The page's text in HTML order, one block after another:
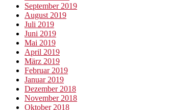
September 2019
August 2019
Juli 2019
Juni 2019
Mai 2019
April 2019
März 2019
Februar 2019
Januar 2019
Dezember 2018
November 2018
Oktober 2018